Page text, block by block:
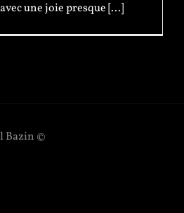
une joie presque [...]
Bazin ©